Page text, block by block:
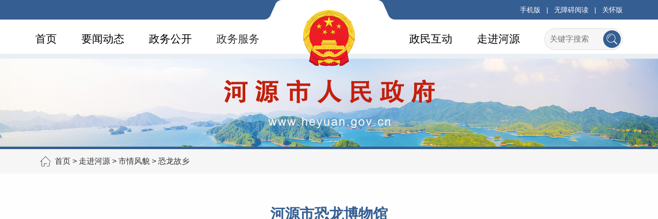
手机版 | 无障碍阅读 | 关怀版
首页 要闻动态 政务公开 政务服务 走进河源
政民互动
首页 > 走进河源 > 市情风貌 > 恐龙故乡
河源市恐龙博物馆